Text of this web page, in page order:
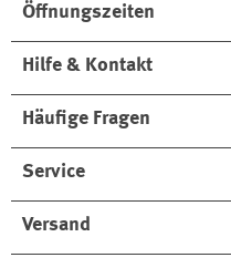
Öffnungszeiten
Hilfe & Kontakt
Häufige Fragen
Service
Versand